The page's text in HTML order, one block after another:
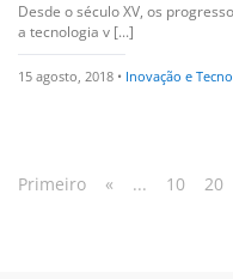
Desde o século XV, os
a tecnologia v [...]
15 agosto, 2018 • Inovação e
Primeiro
« ... 10 20